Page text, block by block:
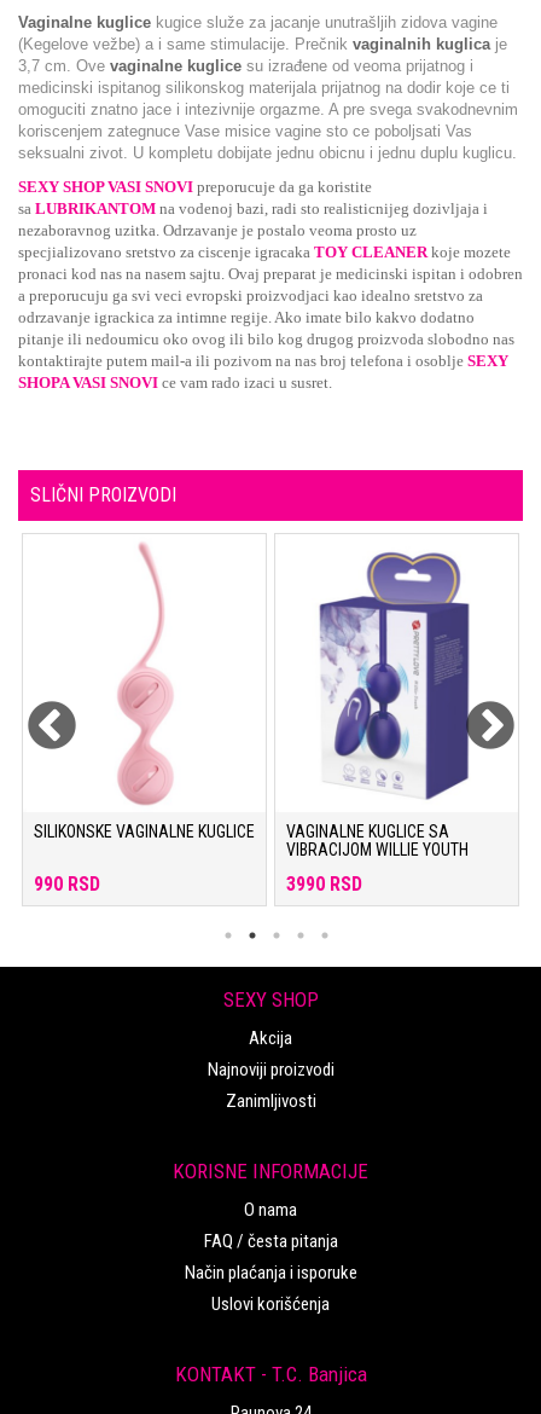
Vaginalne kuglice kugice služe za jacanje unutrašljih zidova vagine
(Kegelove vežbe) a i same stimulacije. Prečnik vaginalnih kuglicaje
3,7 cm. Ove vaginalne kuglice su izrađene od veoma prijatnog i
medicinski ispitanog silikonskog materijala prijatnog na dodir koje ce ti
omoguciti znatno jace i intezivnije orgazme. A pre svega svakodnevnim
koriscenjem zategnuce Vase misice vagine sto ce poboljsati Vas
seksualni zivot. U kompletu dobijate jednu obicnu i jednu duplu kuglicu.
SEXY SHOP VASI SNOVI preporucuje da ga koristite
sa LUBRIKANTOM na vodenoj bazi, radi sto realisticnijeg dozivljaja i
nezaboravnog uzitka. Odrzavanje je postalo veoma prosto uz
specjializovano sretstvo za ciscenje igracaka TOY CLEANERkoje mozete
pronaci kod nas na nasem sajtu. Ovaj preparat je medicinski ispitan i odobren
a preporucuju ga svi veci evropski proizvodjaci kao idealno sretstvo za
odrzavanje igrackica za intimne regije. Ako imate bilo kakvo dodatno
pitanje ili nedoumicu oko ovog ili bilo kog drugog proizvoda slobodno nas
kontaktirajte putem mail-a ili pozivom na nas broj telefona i osoblje SEXY
SHOPA VASI SNOVI ce vam rado izaci u susret.
SLIČNI PROIZVODI
SILIKONSKE VAGINALNE KUGLICE
990 RSD
VAGINALNE KUGLICE SA
VIBRACIJOM WILLIE YOUTH
3990 RSD
SEXY SHOP
Akcija
Najnoviji proizvodi
Zanimljivosti
KORISNE INFORMACIJE
O nama
FAQ / česta pitanja
Način plaćanja i isporuke
Uslovi korišćenja
KONTAKT - T.C. Banjica